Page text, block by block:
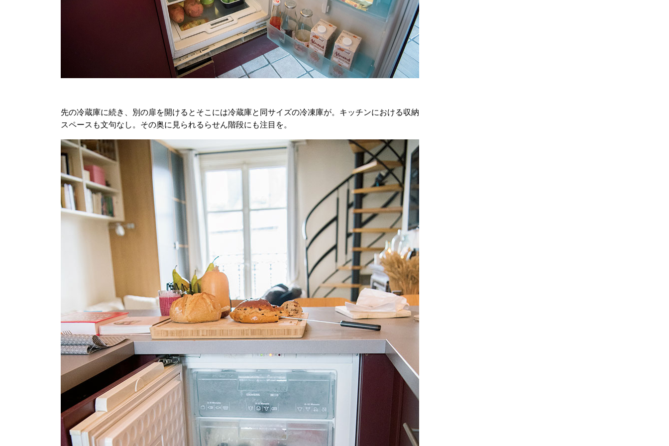
先の冷蔵庫に続き、別の扉を開けるとそこには冷蔵庫と同サイズの冷凍庫が。キッチンにおける収納
スペースも文句なし。その奥に見られるらせん階段にも注目を。